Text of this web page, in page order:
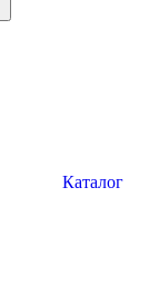
Каталог